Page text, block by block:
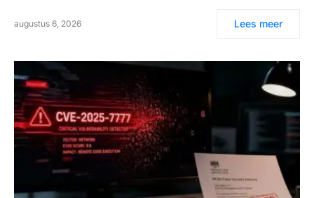
augustus 6, 2026 Lees meer